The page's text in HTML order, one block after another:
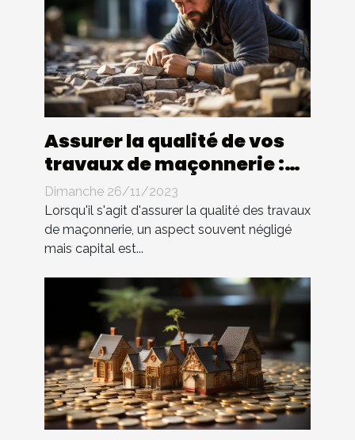
Assurer la qualité de vos
travaux de maçonnerie :
l'importance de
l'assurance
professionnelle
Dimanche 26/11/2023
Lorsqu'il s'agit d'assurer la qualité des travaux
de maçonnerie, un aspect souvent négligé
mais capital est...